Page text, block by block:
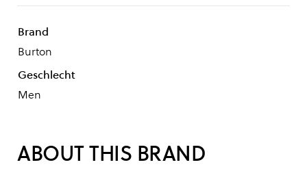
Brand
Burton
Geschlecht
Men
ABOUT THIS BRAND